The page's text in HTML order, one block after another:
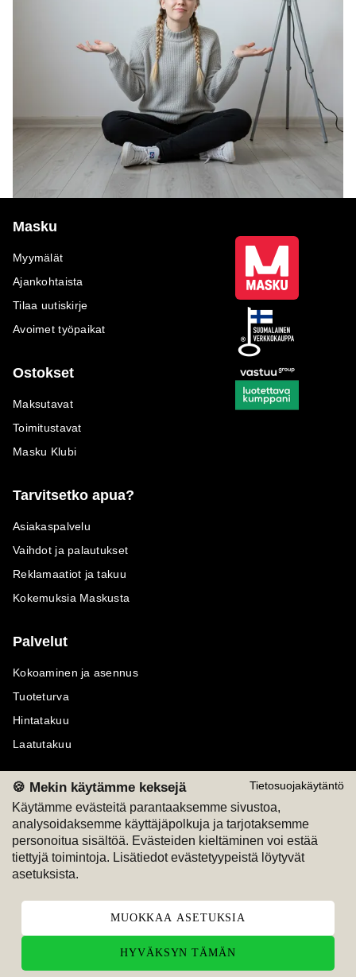
Tietosuojakäytäntö
🍪 Mekin käytämme keksejä
Käytämme evästeitä parantaaksemme sivustoa,
analysoidaksemme käyttäjäpolkuja ja tarjotaksemme
personoitua sisältöä. Evästeiden kieltäminen voi estää
tiettyjä toimintoja. Lisätiedot evästetyypeistä löytyvät
asetuksista.
MUOKKAA ASETUKSIA
HYVÄKSYN TÄMÄN
Masku
Myymälät
Ajankohtaista
Tilaa uutiskirje
Avoimet työpaikat
Ostokset
Maksutavat
Toimitustavat
Masku Klubi
Tarvitsetko apua?
Asiakaspalvelu
Vaihdot ja palautukset
Reklamaatiot ja takuu
Kokemuksia Maskusta
Palvelut
Kokoaminen ja asennus
Tuoteturva
Hintatakuu
Laatutakuu
Maksutavat
M
Seuraa meitä